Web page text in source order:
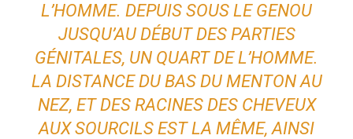
L’HOMME. DEPUIS SOUS LE GENOU
JUSQU’AU DÉBUT DES PARTIES
GÉNITALES, UN QUART DE L’HOMME.
LA DISTANCE DU BAS DU MENTON AU
NEZ, ET DES RACINES DES CHEVEUX
AUX SOURCILS EST LA MÊME, AINSI